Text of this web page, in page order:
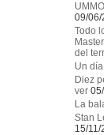
09/06/
Todo
del
Un
Diez
ver
La
Stan
15/11/